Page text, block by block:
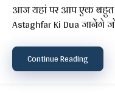
आज यहां पर आप एक
Astaghfar Ki Dua जानेंगे
Continue Reading